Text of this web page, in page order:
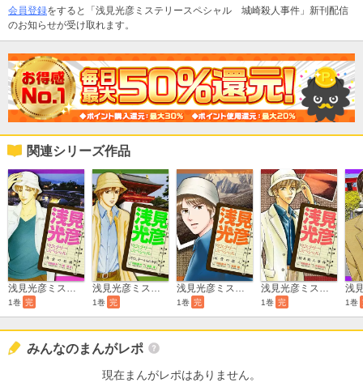
会員登録をすると「浅見光彦ミステリースペシャル 城崎殺人事件」新刊配信
のお知らせが受け取れます。
関連シリーズ作品
1巻 完 1巻 完 1巻 完 1巻 完 1巻
みんなのまんがレポ
現在まんがレポはありません。